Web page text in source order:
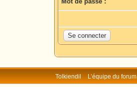
Tolkiendil L’équipe du forum